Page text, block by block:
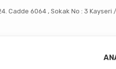
Cadde 6064 , Sokak No : 3 Kayseri